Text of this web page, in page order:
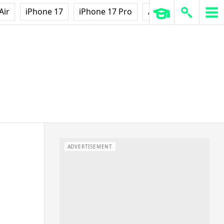
iPhone 17 iPhone 17 Pro AirPods Pro 3
ADVERTISEMENT